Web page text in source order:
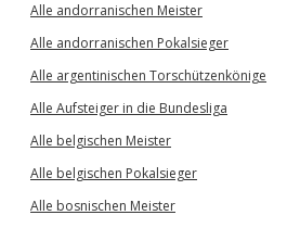
Alle andorranischen Meister
Alle andorranischen Pokalsieger
Alle argentinischen Torschützenkönige
Alle Aufsteiger in die Bundesliga
Alle belgischen Meister
Alle belgischen Pokalsieger
Alle bosnischen Meister